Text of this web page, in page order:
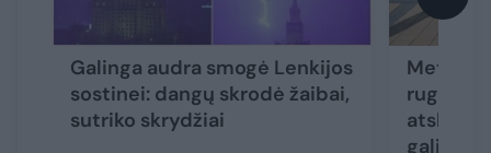
Galinga audra smogė Lenkijos
sostinei: dangų skrodė žaibai,
sutriko skrydžiai
gali